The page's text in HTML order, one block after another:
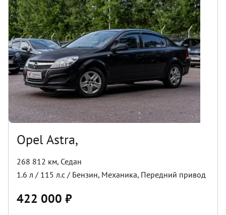
Opel Astra,
268 812 км, Седан
1.6 л / 115 л.с / Бензин, Механика, Передний привод
422 000 ₽